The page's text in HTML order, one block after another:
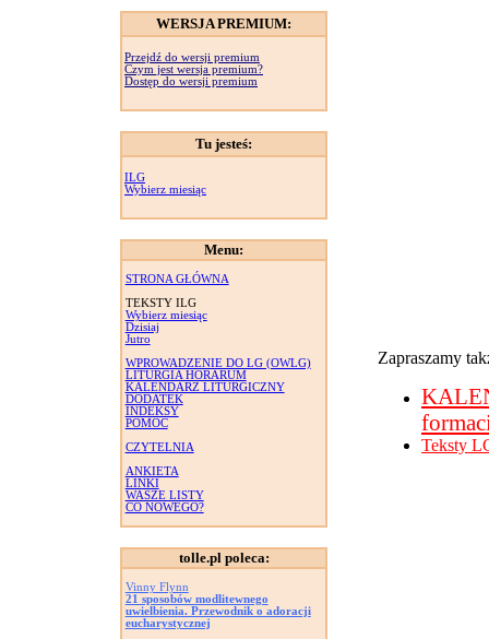
WERSJA PREMIUM:
Przejdź do wersji premium
Czym jest wersja premium?
Dostęp do wersji premium
Tu jesteś:
ILG
Wybierz miesiąc
Menu:
STRONA GŁÓWNA
TEKSTY ILG
Wybierz miesiąc
Dzisiaj
Jutro
WPROWADZENIE DO LG (OWLG)
LITURGIA HORARUM
KALENDARZ LITURGICZNY
DODATEK
INDEKSY
POMOC
CZYTELNIA
ANKIETA
LINKI
WASZE LISTY
CO NOWEGO?
tolle.pl poleca:
Vinny Flynn
21 sposobów modlitewnego
uwielbienia. Przewodnik o adoracji
eucharystycznej
Zapraszamy
Teksty